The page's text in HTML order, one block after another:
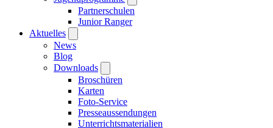
Partnerschulen
Junior Ranger
Aktuelles
News
Blog
Downloads
Broschüren
Karten
Foto-Service
Presseaussendungen
Unterrichtsmaterialien